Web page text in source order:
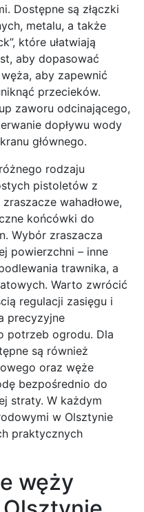
Dostępne są złączki
metalu, a także
które ułatwiają
aby dopasować
aby zapewnić
przecieków.
zaworu odcinającego,
dopływu wody
głównego.
rodzaju
pistoletów z
wahadłowe,
końcówki do
Wybór zraszacza
powierzchni – inne
trawnika, a
Warto zwrócić
regulacji zasięgu i
precyzyjne
potrzeb ogrodu. Dla
są również
oraz węże
bezpośrednio do
straty. W każdym
w Olsztynie
praktycznych
węży